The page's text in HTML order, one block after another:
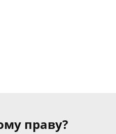
праву?